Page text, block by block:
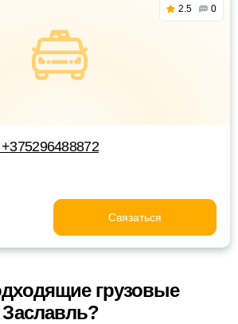
2.5 0
+375296488872
Связаться
грузовые